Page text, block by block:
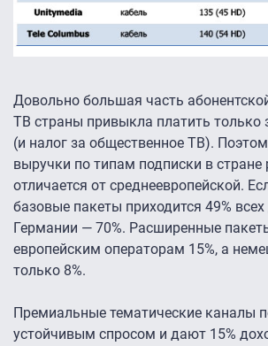
Довольно большая часть
ТВ страны привыкла платить только
(и налог за общественное ТВ).
выручки по типам подписки в стране
отличается от среднеевропейской.
базовые пакеты приходится 49%
Германии — 70%. Расширенные
европейским операторам 15%, а
только 8%.
Премиальные тематические каналы
устойчивым спросом и дают 15%